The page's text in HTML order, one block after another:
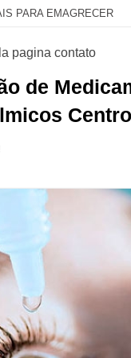
PARA EMAGRECER
de
Centro